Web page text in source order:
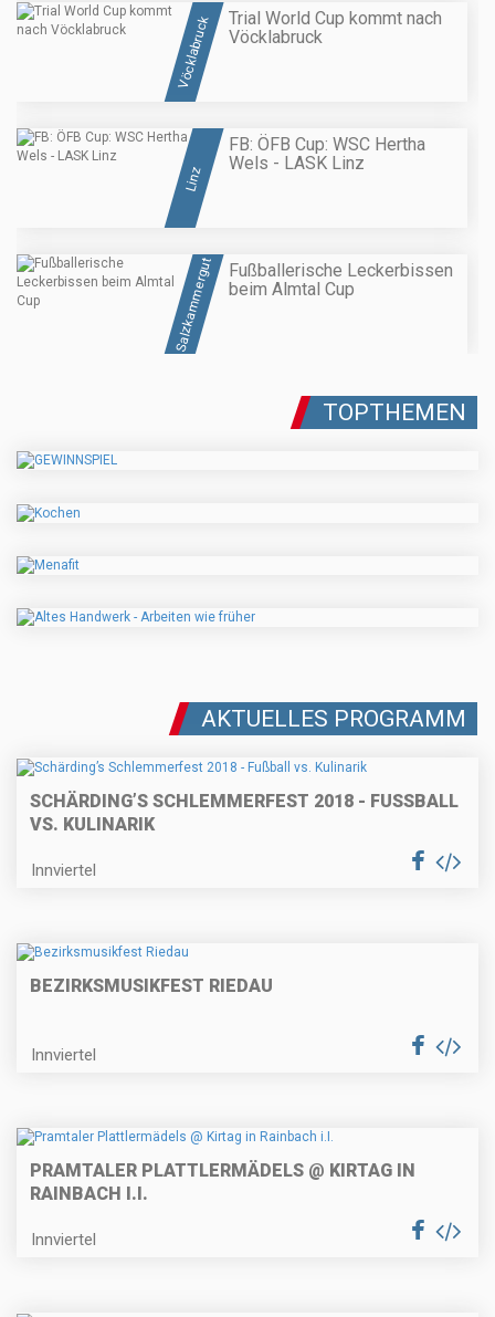
Vöcklabruck
Trial World Cup kommt nach
Vöcklabruck
Linz
FB: ÖFB Cup: WSC Hertha
Wels - LASK Linz
Salzkammergut
Fußballerische Leckerbissen
beim Almtal Cup
TOPTHEMEN
AKTUELLES PROGRAMM
SCHÄRDING’S SCHLEMMERFEST 2018 - FUSSBALL V
S. KULINARIK
Innviertel
BEZIRKSMUSIKFEST RIEDAU
Innviertel
PRAMTALER PLATTLERMÄDELS @ KIRTAG IN
RAINBACH I.I.
Innviertel